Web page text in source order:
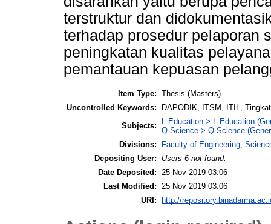
terstruktur dan
terhadap prosedur pelaporan
peningkatan kualitas
pemantauan kepuasan
Item Type: Thesis (Masters)
Uncontrolled Keywords:
DAPODIK, ITSM, ITIL,
Subjects:
L Education > L Education
Q Science > Q Science
Divisions:
Faculty of Engineering,
Depositing User:
Users 6 not found.
Date Deposited:
25 Nov 2019 03:06
Last Modified:
25 Nov 2019 03:06
URI:
http://